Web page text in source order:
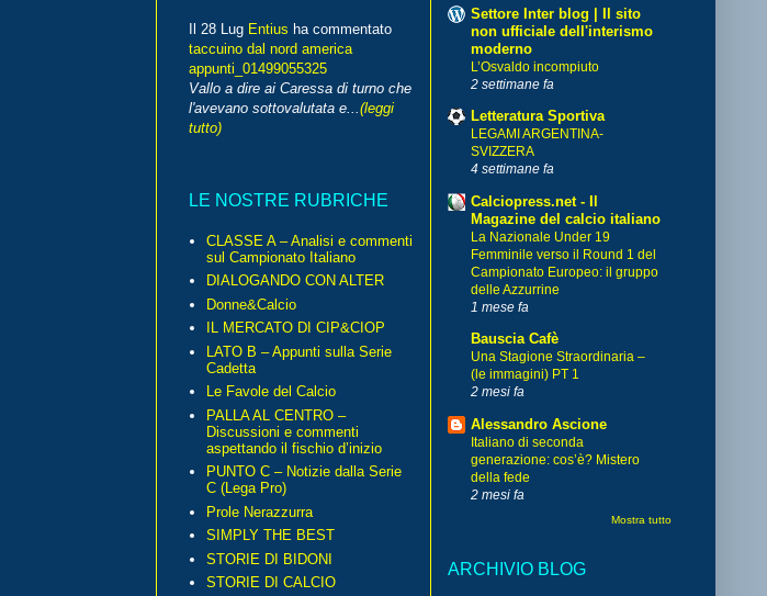
Il 28 Lug Entius ha commentato
taccuino dal nord america
appunti_01499055325
Vallo a dire ai Caressa di turno che
l'avevano sottovalutata e...(leggi
tutto)
LE NOSTRE RUBRICHE
CLASSE A – Analisi e commenti
sul Campionato Italiano
DIALOGANDO CON ALTER
Donne&Calcio
IL MERCATO DI CIP&CIOP
LATO B – Appunti sulla Serie
Cadetta
Le Favole del Calcio
PALLA AL CENTRO –
Discussioni e commenti
aspettando il fischio d’inizio
PUNTO C – Notizie dalla Serie
C (Lega Pro)
Prole Nerazzurra
SIMPLY THE BEST
STORIE DI BIDONI
STORIE DI CALCIO
Settore Inter blog | Il sito
non ufficiale dell'interismo
moderno
L’Osvaldo incompiuto
2 settimane fa
Letteratura Sportiva
LEGAMI ARGENTINA-
SVIZZERA
4 settimane fa
Calciopress.net - Il
Magazine del calcio italiano
La Nazionale Under 19
Femminile verso il Round 1 del
Campionato Europeo: il gruppo
delle Azzurrine
1 mese fa
Bauscia Cafè
Una Stagione Straordinaria –
(le immagini) PT 1
2 mesi fa
Alessandro Ascione
Italiano di seconda
generazione: cos’è? Mistero
della fede
2 mesi fa
Mostra tutto
ARCHIVIO BLOG